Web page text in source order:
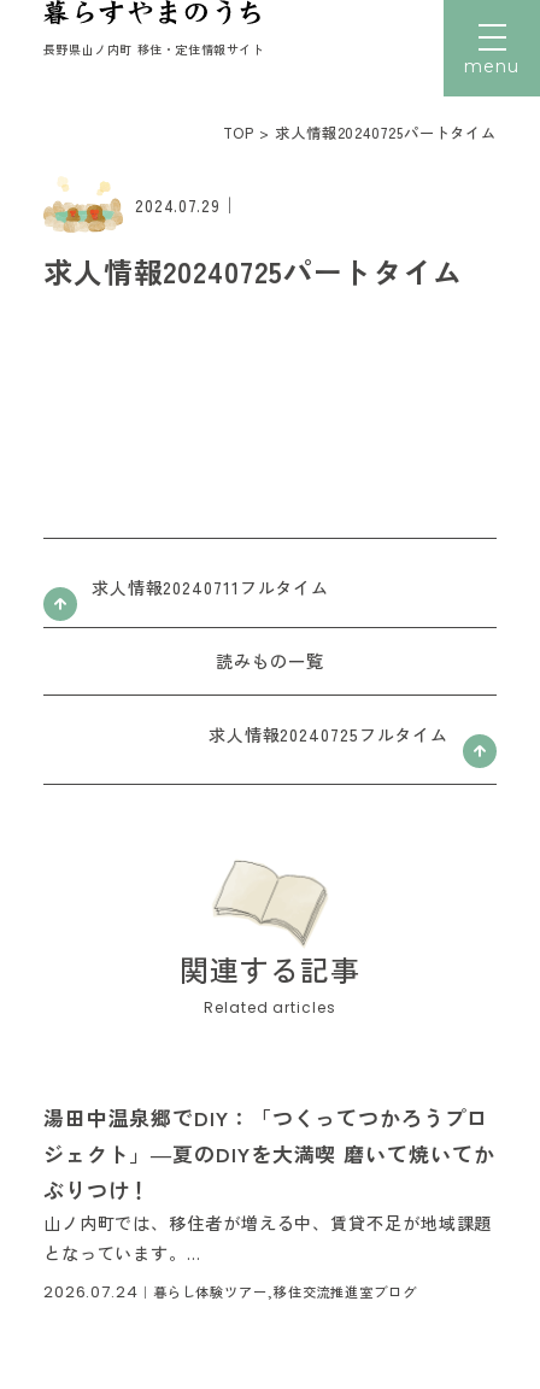
長野県山ノ内町 移住・定住情報サイト
文字サイズ 小 中 大
働く
お問い合わせフォーム
menu
TOP > 求人情報20240725パートタイム
2024.07.29 ｜
求人情報20240725パートタイム
求人情報20240711フルタイム
読みもの一覧
求人情報20240725フルタイム
関連する記事
湯田中温泉郷でDIY：「つくってつかろうプロ
ジェクト」―夏のDIYを大満喫 磨いて焼いてか
ぶりつけ！
山ノ内町では、移住者が増える中、賃貸不足が地域課題
となっています。...
2026.07.24 ｜ 暮らし体験ツアー,移住交流推進室ブログ